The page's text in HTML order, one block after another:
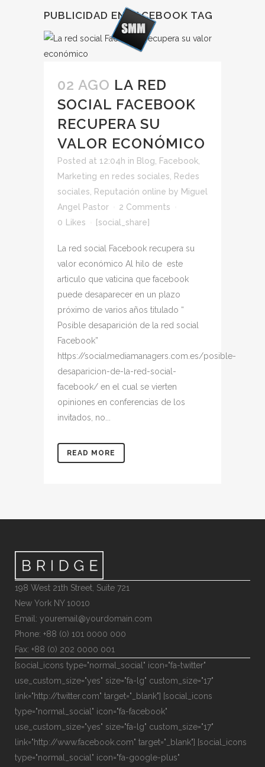
PUBLICIDAD EN FACEBOOK TAG
02 AGO LA RED
SOCIAL FACEBOOK
RECUPERA SU
VALOR ECONÓMICO
Posted at 12:04h in Blog Facebook
Marketing en redes sociales
Redes
sociales
Reputación online by Miguel
Angel Pastor
2 Comments
0
Likes [social_share]
La red social Facebook recupera su
valor económico Al hilo de este
articulo que vaticina que facebook
puede desaparecer en un plazo
próximo de varios años titulado “
Posible desaparición de la red social
Facebook”
https://socialmediamanagers.com.es/posible-
desaparicion-de-la-red-social-
facebook/ en el cual se vierten
opiniones en conferencias de los
invitados, no...
READ MORE
198 West 21th Street, Suite 721
New York NY 10010
Email: youremail@yourdomain.com
Phone: +88 (0) 101 0000 000
Fax: +88 (0) 202 0000 001
[social_icons type="normal_social" icon="fa-twitter"
use_custom_size="yes" size="fa-lg" custom_size="17"
link="http://twitter.com" target="_blank"] [social_icons
type="normal_social" icon="fa-facebook"
use_custom_size="yes" size="fa-lg" custom_size="17"
link="http://www.facebook.com" target="_blank"] [social_icons
type="normal_social" icon="fa-google-plus"